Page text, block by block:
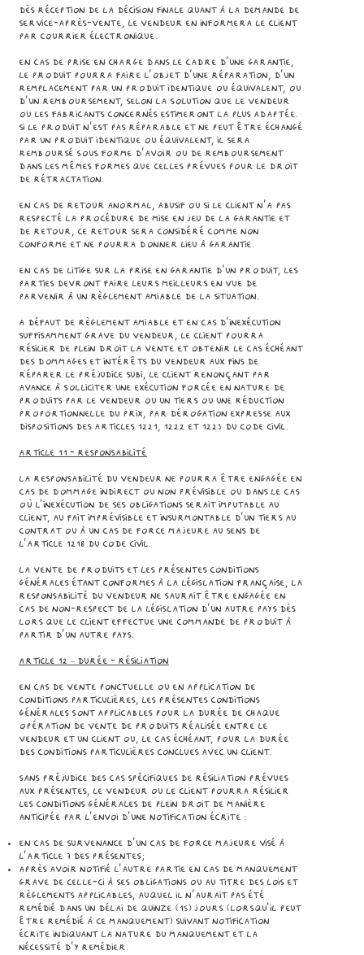
Dès réception de la décision finale quant à la demande de
service-après-vente, le Vendeur en informera le Client
par courrier électronique.
En cas de prise en charge dans le cadre d’une garantie,
le Produit pourra faire l’objet d’une réparation, d’un
remplacement par un produit identique ou équivalent, ou
d’un remboursement, selon la solution que le Vendeur
ou les fabricants concernés estimeront la plus adaptée.
Si le Produit n'est pas réparable et ne peut être échangé
par un produit identique ou équivalent, il sera
remboursé sous forme d'avoir ou de remboursement
dans les mêmes formes que celles prévues pour le droit
de rétractation.
En cas de retour anormal, abusif ou si le Client n'a pas
respecté la procédure de mise en jeu de la garantie et
de retour, ce retour sera considéré comme non
conforme et ne pourra donner lieu à garantie.
En cas de litige sur la prise en garantie d’un Produit, les
parties devront faire leurs meilleurs en vue de
parvenir à un règlement amiable de la situation.
A défaut de règlement amiable et en cas d’inexécution
suffisamment grave du Vendeur, le Client pourra
résilier de plein droit la vente et obtenir le cas échéant
des dommages et intérêts du Vendeur aux fins de
réparer le préjudice subi, le Client renonçant par
avance à solliciter une exécution forcée en nature de
Produits par le Vendeur ou un tiers ou une réduction
proportionnelle du prix, par dérogation expresse aux
dispositions des articles 1221, 1222 et 1223 du Code civil.
Article 11 - RESPONSABILITÉ
La responsabilité du Vendeur ne pourra être engagée en
cas de dommage indirect ou non prévisible ou dans le cas
où l’inexécution de ses obligations serait imputable au
Client, au fait imprévisible et insurmontable d’un tiers au
contrat ou à un cas de force majeure au sens de
l’article 1218 du Code Civil.
La vente de Produits et les présentes Conditions
Générales étant conformes à la législation française, la
responsabilité du Vendeur ne saurait être engagée en
cas de non-respect de la législation d'un autre pays dès
lors que le Client effectue une commande de Produit à
partir d’un autre pays.
Article 12 – DURÉE - RÉSILIATION
En cas de vente ponctuelle ou en application de
conditions particulières, les présentes Conditions
Générales sont applicables pour la durée de chaque
opération de vente de Produits réalisée entre le
Vendeur et un Client ou, le cas échéant, pour la durée
des conditions particulières conclues avec un Client.
Sans préjudice des cas spécifiques de résiliation prévues
aux présentes, le Vendeur ou le Client pourra résilier
les Conditions Générales de plein droit de manière
anticipée par l’envoi d’une notification écrite :
en cas de survenance d’un cas de force majeure visé à
l’article 7 des présentes;
après avoir notifié l’autre partie en cas de manquement
grave de celle-ci à ses obligations ou au titre des lois et
règlements applicables, auquel il n’aurait pas été
remédié dans un délai de quinze (15) jours (lorsqu’il peut
être remédié à ce manquement) suivant notification
écrite indiquant la nature du manquement et la
nécessité d’y remédier.